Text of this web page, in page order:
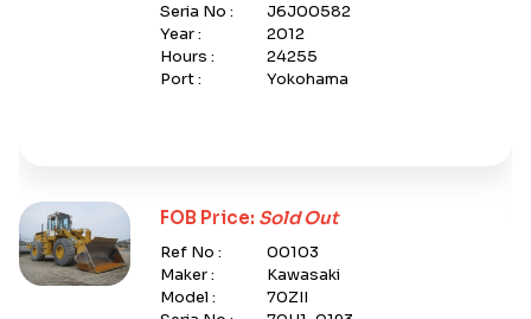
Seria No :
J6J00582
Year :
2012
Hours :
24255
Port :
Yokohama
FOB Price: Sold Out
Ref No :
00103
Maker :
Kawasaki
Model :
70ZII